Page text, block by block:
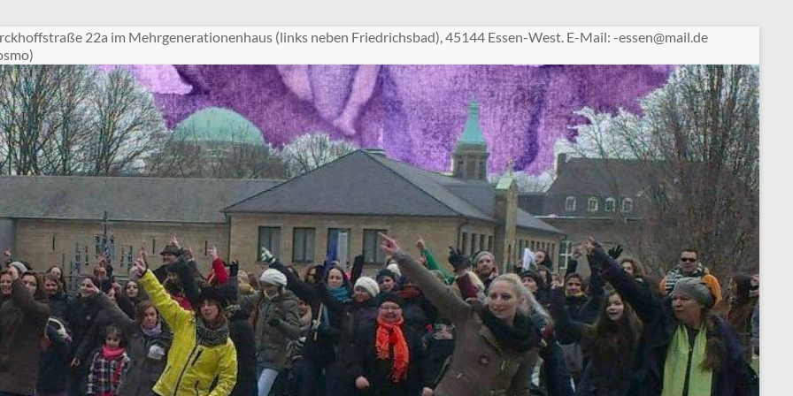
22a im Mehrgenerationenhaus (links neben Friedrichsbad), 45144 Essen-West. E-Mail: ed.li
am@ne
sse-